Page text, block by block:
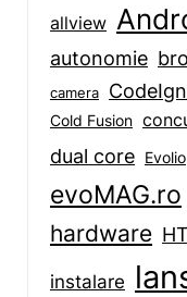
allview
autonomie
camera
Cold Fusion
dual core Evolio
evoMAG.ro
hardware
instalare